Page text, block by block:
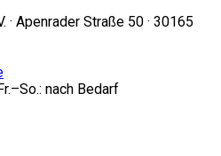
· Apenrader Straße 50 · 30165
nach Bedarf